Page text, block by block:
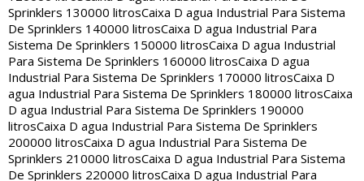
Sprinklers 130000 litrosCaixa D agua Industrial Para Sistema
De Sprinklers 140000 litrosCaixa D agua Industrial Para
Sistema De Sprinklers 150000 litrosCaixa D agua Industrial
Para Sistema De Sprinklers 160000 litrosCaixa D agua
Industrial Para Sistema De Sprinklers 170000 litrosCaixa D
agua Industrial Para Sistema De Sprinklers 180000 litrosCaixa
D agua Industrial Para Sistema De Sprinklers 190000
litrosCaixa D agua Industrial Para Sistema De Sprinklers
200000 litrosCaixa D agua Industrial Para Sistema De
Sprinklers 210000 litrosCaixa D agua Industrial Para Sistema
De Sprinklers 220000 litrosCaixa D agua Industrial Para